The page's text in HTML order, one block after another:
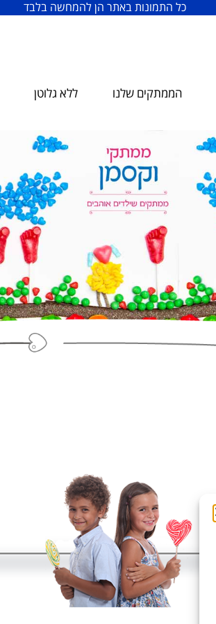
כל התמונות באתר הן להמחשה בלבד
הממתקים שלנו ללא גלוטן